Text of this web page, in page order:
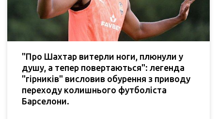
"Про Шахтар витерли ноги, плюнули у
душу, а тепер повертаються": легенда
"гірників" висловив обурення з приводу
переходу колишнього футболіста
Барселони.